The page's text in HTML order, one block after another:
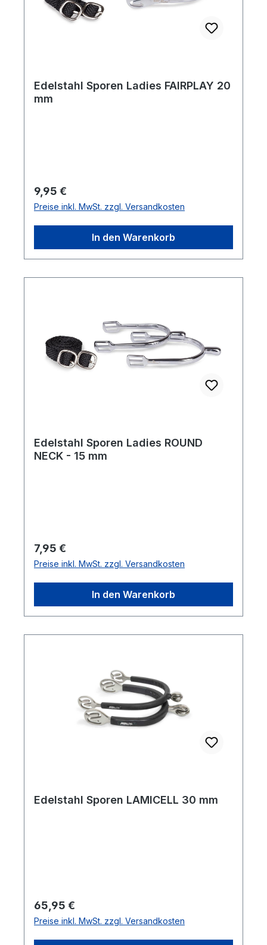
Edelstahl Sporen Ladies FAIRPLAY 20
mm
Regulärer Preis:
9,95 €
Preise inkl. MwSt. zzgl. Versandkosten
In den Warenkorb
Edelstahl Sporen Ladies ROUND
NECK - 15 mm
Regulärer Preis:
7,95 €
Preise inkl. MwSt. zzgl. Versandkosten
In den Warenkorb
Edelstahl Sporen LAMICELL 30 mm
Regulärer Preis:
65,95 €
Preise inkl. MwSt. zzgl. Versandkosten